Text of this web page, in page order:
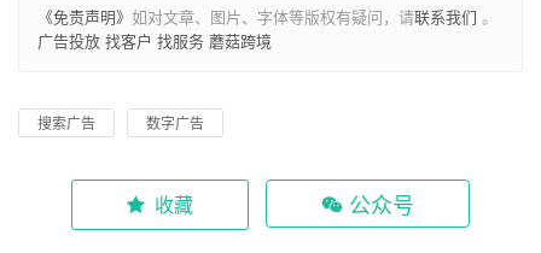
《免责声明》 如对文章、图片、字体等版权有疑问，请联系我们 。
广告投放 找客户 找服务 蘑菇跨境
搜索广告 数字广告
收藏 公众号